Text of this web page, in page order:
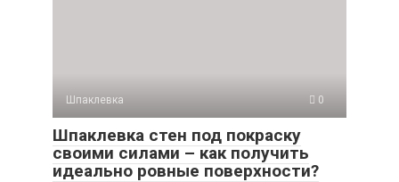
Шпаклевка 0
Шпаклевка стен под покраску
своими силами – как получить
идеально ровные поверхности?